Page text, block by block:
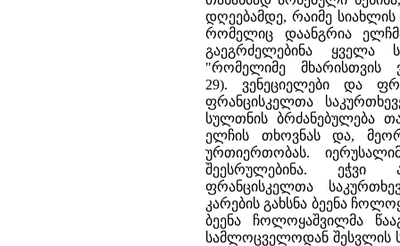
დღეებამდე, რაიმე
რომელიც დაანგრია
გაეგრძელებინა ყველა
"რომელიმე მხარისთვის
29). ვენეციელები და
ფრანცისკელთა
სულთნის ბრძანებულება
ელჩის თხოვნას და,
ურთიერთობას.
შეესრულებინა.
ფრანცისკელთა
კარების გახსნა ბეენა
ბეენა ჩოლოყაშვილმა
სამლოცველოდან შესვლის